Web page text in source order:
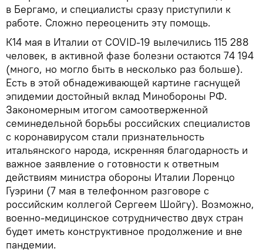
в Бергамо, и специалисты сразу приступили к
работе. Сложно переоценить эту помощь.
К14 мая в Италии от COVID-19 вылечились 115 288
человек, в активной фазе болезни остаются 74 194
(много, но могло быть в несколько раз больше).
Есть в этой обнадеживающей картине гаснущей
эпидемии достойный вклад Минобороны РФ.
Закономерным итогом самоотверженной
семинедельной борьбы российских специалистов
с коронавирусом стали признательность
итальянского народа, искренняя благодарность и
важное заявление о готовности к ответным
действиям министра обороны Италии Лоренцо
Гуэрини (7 мая в телефонном разговоре с
российским коллегой Сергеем Шойгу). Возможно,
военно-медицинское сотрудничество двух стран
будет иметь конструктивное продолжение и вне
пандемии.